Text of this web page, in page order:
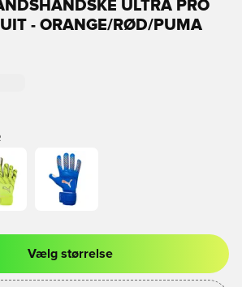
ULTRA PRO
- ORANGE/RØD/PUMA
logge ind eller tilmelde dig som medlem
Vælg størrelse